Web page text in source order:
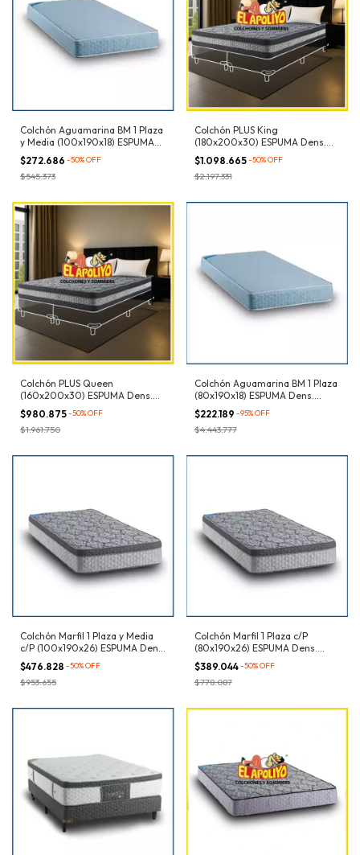
Colchón Aguamarina BM 1 Plaza
y Media (100x190x18) ESPUMA
Dens. 21kg/m³
$272.686 -50%OFF
$545.373
Colchón PLUS King
(180x200x30) ESPUMA Dens.
32kg/m³
$1.098.665-50%OFF
$2.197.331
Colchón PLUS Queen
(160x200x30) ESPUMA Dens.
32kg/m³
$980.875-50%OFF
$1.961.750
Colchón Aguamarina BM 1 Plaza
(80x190x18) ESPUMA Dens.
21kg/m³
$222.189 -95%OFF
$4.443.777
Colchón Marfil 1 Plaza y Media
c/P (100x190x26) ESPUMA Dens.
32kg/m³
$476.828 -50%OFF
$953.655
Colchón Marfil 1 Plaza c/P
(80x190x26) ESPUMA Dens.
32kg/m³
$389.044-50%OFF
$778.087